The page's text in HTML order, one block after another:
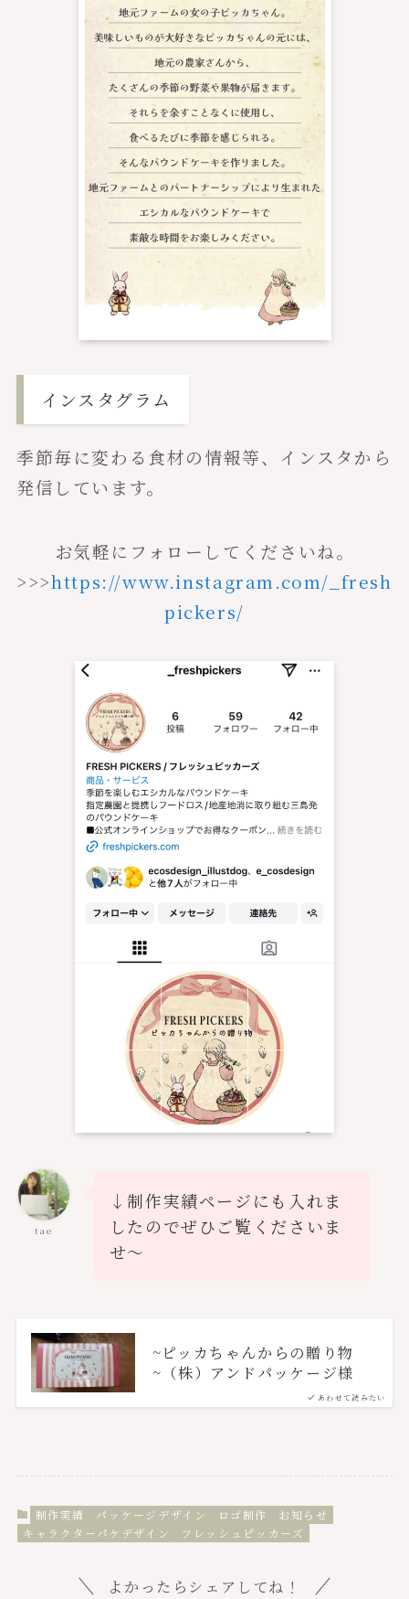
インスタグラム
季節毎に変わる食材の情報等、インスタから
発信しています。
お気軽にフォローしてくださいね。
>>>https://www.instagram.com/_fresh
pickers/
tae
↓制作実績ページにも入れま
したのでぜひご覧くださいま
せ〜
あわせて読みたい
~ピッカちゃんからの贈り物
~（株）アンドパッケージ様
制作実績 パッケージデザイン ロゴ制作
お知らせ
キャラクターパケデザイン
フレッシュピッカーズ
よかったらシェアしてね！